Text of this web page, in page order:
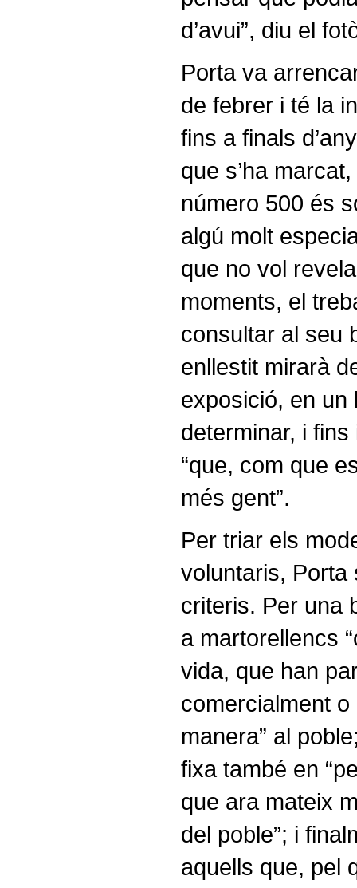
d’avui”, diu el
Porta va
de febrer i té la
fins a finals
que s’ha
número 500 és
algú molt
que no vol
moments, el
consultar al seu
enllestit mirarà
exposició, en un
determinar, i
“que, com que
més gent”.
Per triar els
voluntaris, Porta
criteris. Per una
a martorellencs
vida, que han
comercialment
manera” al
fixa també en
que ara mateix
del poble”; i
aquells que, pel